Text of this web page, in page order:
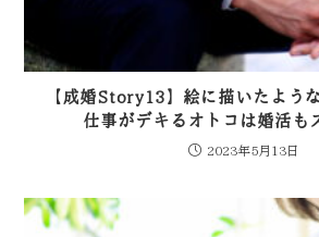
【成婚Story13】絵に描いたよう
仕事がデキるオトコは婚活も
2023年5月13日